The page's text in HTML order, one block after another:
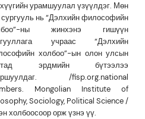
урамшуулал үзүүлдэг. Мөн
сургууль нь “Дэлхийн философийн
ны жинхэнэ гишүүн
учраас “Дэлхийн
холбоо”-ын олон улсын
эрдмийн бүтээлээ
/fisp.org.national
Mongolian Institute of
Sociology, Political Science /
холбоосоор орж үзнэ үү.